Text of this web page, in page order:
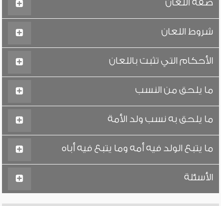
صفة اللعان
شروط اللعان
الأحكام التي تثبت باللعان
ما يلحق من النسب
ما يلحق به نسب ولد الأمة
ما يتبع الولد فيه أمه وما يتبع فيه أباه
الأسئلة